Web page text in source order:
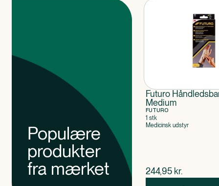
Populære
produkter
fra mærket
Futuro
Medium
FUTURO
1 stk
Medicinsk udstyr
$nuværende pris
244,95 kr.